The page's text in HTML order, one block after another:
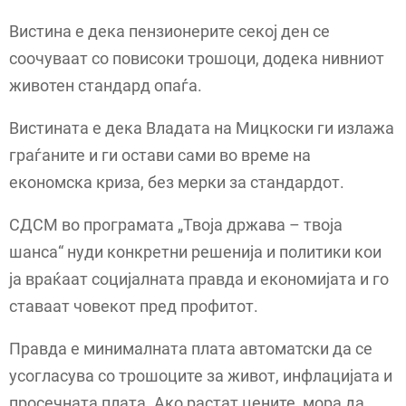
Вистина е дека пензионерите секој ден се
соочуваат со повисоки трошоци, додека нивниот
животен стандард опаѓа.
Вистината е дека Владата на Мицкоски ги излажа
граѓаните и ги остави сами во време на
економска криза, без мерки за стандардот.
СДСМ во програмата „Твоја држава – твоја
шанса“ нуди конкретни решенија и политики кои
ја враќаат социјалната правда и економијата и го
ставаат човекот пред профитот.
Правда е минималната плата автоматски да се
усогласува со трошоците за живот, инфлацијата и